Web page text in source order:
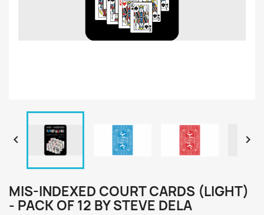
 
MIS-INDEXED COURT CARDS (LIGHT)
- PACK OF 12 BY STEVE DELA